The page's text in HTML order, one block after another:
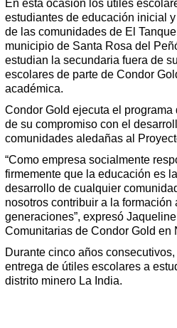
En esta ocasión los útiles
estudiantes de educación inicial
de las comunidades de El
municipio de Santa Rosa del
estudian la secundaria fuera de
escolares de parte de Condor
académica.
Condor Gold ejecuta el
de su compromiso con el
comunidades aledañas al
“Como empresa socialmente
firmemente que la educación es
desarrollo de cualquier
nosotros contribuir a la
generaciones”, expresó
Comunitarias de Condor Gold en
Durante cinco años
entrega de útiles escolares a
distrito minero La India.